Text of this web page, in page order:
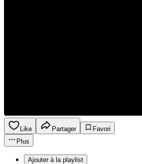
Like Partager
Favori
Plus
Ajouter à la playlist